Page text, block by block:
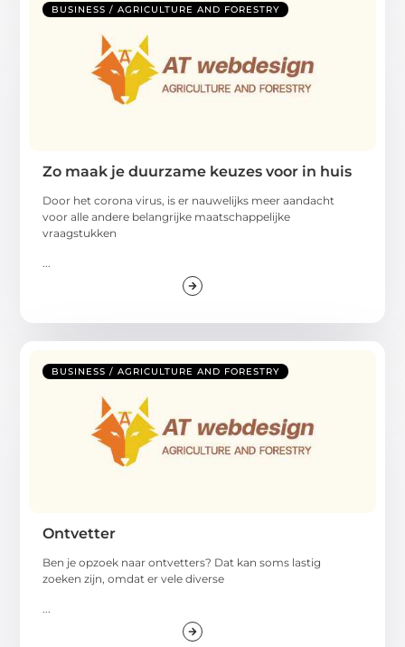
BUSINESS / AGRICULTURE AND FORESTRY
Zo maak je duurzame keuzes voor in huis
Door het corona virus, is er nauwelijks meer aandacht
voor alle andere belangrijke maatschappelijke
vraagstukken
BUSINESS / AGRICULTURE AND FORESTRY
Ontvetter
Ben je opzoek naar ontvetters? Dat kan soms lastig
zoeken zijn, omdat er vele diverse